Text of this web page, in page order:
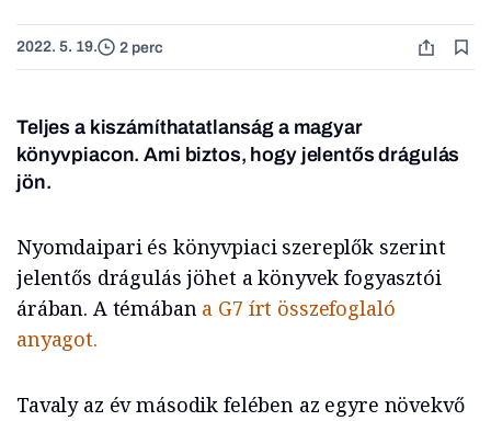
2022. 5. 19. 2 perc
Teljes a kiszámíthatatlanság a magyar
könyvpiacon. Ami biztos, hogy jelentős drágulás
jön.
Nyomdaipari és könyvpiaci szereplők szerint
jelentős drágulás jöhet a könyvek fogyasztói
árában. A témában a G7 írt összefoglaló
anyagot.
Tavaly az év második felében az egyre növekvő